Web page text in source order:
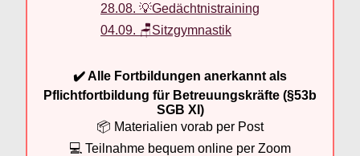
28.08. 💡Gedächtnistraining
04.09. 🪑Sitzgymnastik
✔️ Alle Fortbildungen anerkannt als
Pflichtfortbildung für Betreuungskräfte (§53b
SGB XI)
📦 Materialien vorab per Post
💻 Teilnahme bequem online per Zoom